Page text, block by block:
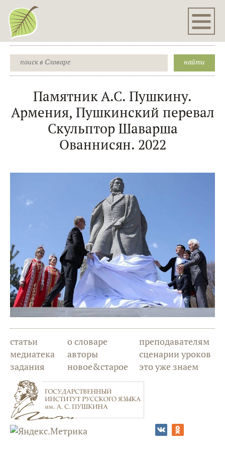
Памятник А.С. Пушкину.
Армения, Пушкинский перевал
Скульптор Шаварша
Ованнисян. 2022
статьи
медиатека
задания
о словаре
авторы
новое&старое
преподавателям
сценарии уроков
это уже знаем